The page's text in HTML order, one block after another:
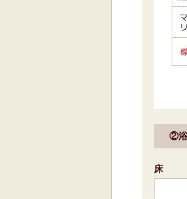
②浴
床